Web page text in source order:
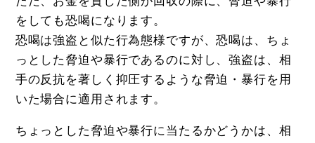
をしても恐喝になります。
恐喝は強盗と似た行為態様ですが、恐喝は、ちょ
っとした脅迫や暴行であるのに対し、強盗は、相
手の反抗を著しく抑圧するような脅迫・暴行を用
いた場合に適用されます。
ちょっとした脅迫や暴行に当たるかどうかは、相